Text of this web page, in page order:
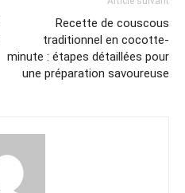
Recette de couscous
traditionnel en cocotte-
minute : étapes détaillées pour
une préparation savoureuse